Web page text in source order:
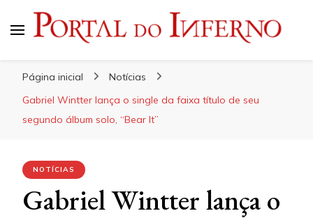
Página inicial
Notícias
Gabriel Wintter lança o single da faixa título de seu
segundo álbum solo, “Bear It”
NOTÍCIAS
Gabriel Wintter lança o